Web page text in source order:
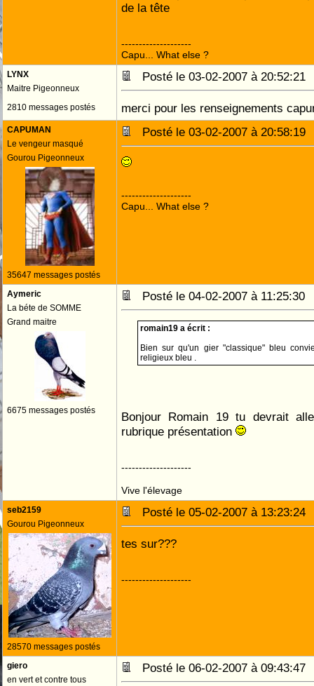
de la tête
--------------------
Capu... What else ?
LYNX
Maitre Pigeonneux
2810 messages postés
Posté le 03-02-2007 à
merci pour les renseignements
CAPUMAN
Le vengeur masqué
Gourou Pigeonneux
35647 messages postés
Posté le 03-02-2007 à
--------------------
Capu... What else ?
Aymeric
La béte de SOMME
Grand maitre
6675 messages postés
Posté le 04-02-2007 à
romain19 a écrit :
Bien sur qu'un gier "classique" bleu
religieux bleu .
Bonjour Romain 19 tu devrait
rubrique présentation
--------------------
Vive l'élevage
seb2159
Gourou Pigeonneux
28570 messages postés
Posté le 05-02-2007 à
tes sur???
--------------------
giero
en vert et contre tous
Posté le 06-02-2007 à